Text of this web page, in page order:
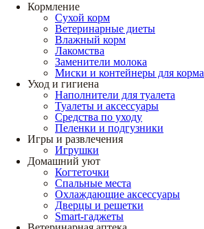
Кормление
Сухой корм
Ветеринарные диеты
Влажный корм
Лакомства
Заменители молока
Миски и контейнеры для корма
Уход и гигиена
Наполнители для туалета
Туалеты и аксессуары
Средства по уходу
Пеленки и подгузники
Игры и развлечения
Игрушки
Домашний уют
Когтеточки
Спальные места
Охлаждающие аксессуары
Дверцы и решетки
Smart-гаджеты